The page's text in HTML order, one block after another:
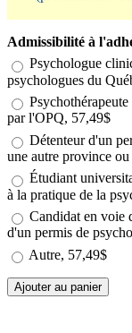
Admissibilité à
Psychologue
psychologues du
par l'OPQ, 57,49$
Détenteur d'un
une autre province
Étudiant
à la pratique de la
Candidat en voie
d'un permis de
Autre, 57,49$